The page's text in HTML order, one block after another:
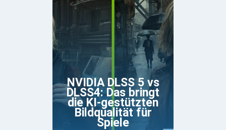
NVIDIA DLSS 5 vs
DLSS4: Das bringt
die KI-gestützten
Bildqualität für
Spiele